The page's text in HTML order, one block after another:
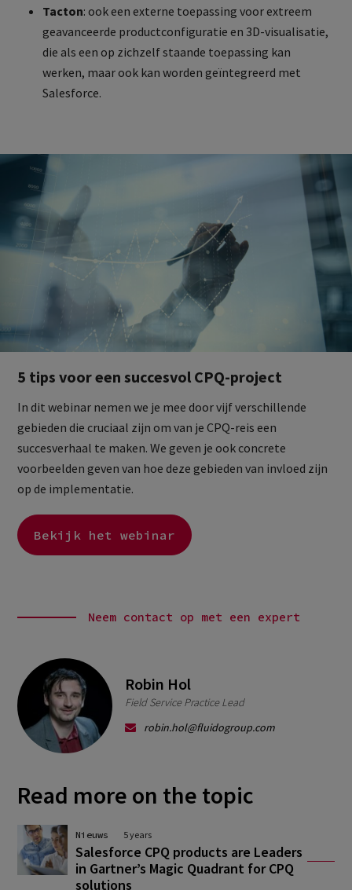
Tacton: ook een externe toepassing voor extreem
geavanceerde productconfiguratie en 3D-visualisatie,
die als een op zichzelf staande toepassing kan
werken, maar ook kan worden geïntegreerd met
Salesforce.
5 tips voor een succesvol CPQ-project
In dit webinar nemen we je mee door vijf verschillende
gebieden die cruciaal zijn om van je CPQ-reis een
succesverhaal te maken. We geven je ook concrete
voorbeelden geven van hoe deze gebieden van invloed zijn
op de implementatie.
Bekijk het webinar
Neem contact op met een expert
Robin Hol
Field Service Practice Lead
robin.hol@fluidogroup.com
Read more on the topic
Nieuws 5 years
Salesforce CPQ products are Leaders
in Gartner’s Magic Quadrant for CPQ
solutions